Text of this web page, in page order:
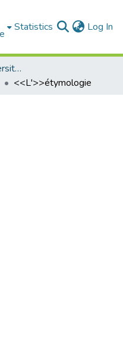
Statistics Log In
Collezioni Digitali Università della Calabria
<<L'>>étymologie